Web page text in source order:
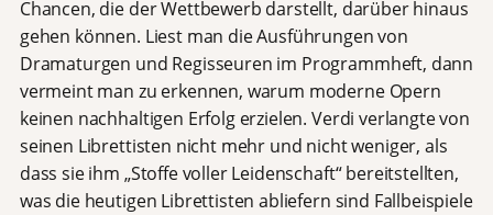
Chancen, die der Wettbewerb darstellt, darüber hinaus
gehen können. Liest man die Ausführungen von
Dramaturgen und Regisseuren im Programmheft, dann
vermeint man zu erkennen, warum moderne Opern
keinen nachhaltigen Erfolg erzielen. Verdi verlangte von
seinen Librettisten nicht mehr und nicht weniger, als
dass sie ihm „Stoffe voller Leidenschaft“ bereitstellten,
was die heutigen Librettisten abliefern sind Fallbeispiele